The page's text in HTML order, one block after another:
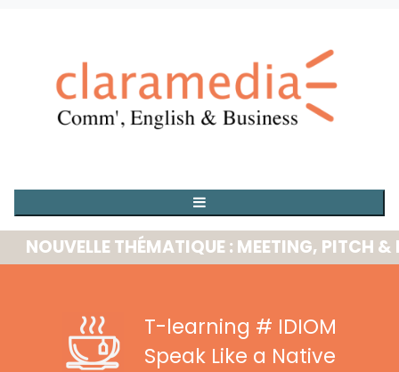
THÉMATIQUE : MEETING, PITCH &
T-learning # IDIOM
Speak Like a Native